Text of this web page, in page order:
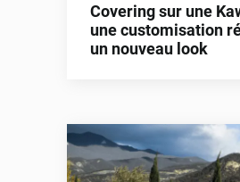
Covering sur une
une customisation
un nouveau look